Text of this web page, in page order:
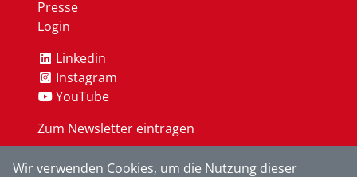
Presse
Login
Linkedin
Instagram
YouTube
Zum Newsletter eintragen
Wir verwenden Cookies, um die Nutzung dieser